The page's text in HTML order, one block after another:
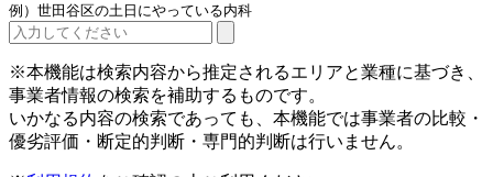
例）世田谷区の土日にやっている内科
※本機能は検索内容から推定されるエリアと業種に基づき、
事業者情報の検索を補助するものです。
いかなる内容の検索であっても、本機能では事業者の比較・
優劣評価・断定的判断・専門的判断は行いません。